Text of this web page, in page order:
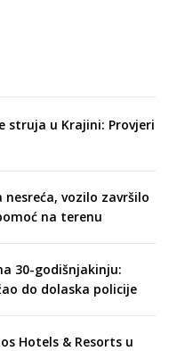
struja u Krajini: Provjeri
vozilo završilo
na terenu
30-godišnjakinju:
do dolaska policije
Hotels & Resorts u